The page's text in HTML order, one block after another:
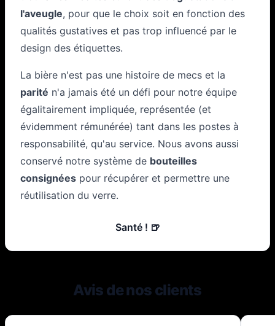
l'aveugle, pour que le choix soit en fonction des
qualités gustatives et pas trop influencé par le
design des étiquettes.
La bière n'est pas une histoire de mecs et la
parité n'a jamais été un défi pour notre équipe
égalitairement impliquée, représentée (et
évidemment rémunérée) tant dans les postes à
responsabilité, qu'au service. Nous avons aussi
conservé notre système de bouteilles
consignées pour récupérer et permettre une
réutilisation du verre.
Santé ! 🍺
Avis de nos clients